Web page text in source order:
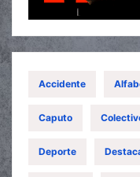
Accidente
Caputo
Deporte